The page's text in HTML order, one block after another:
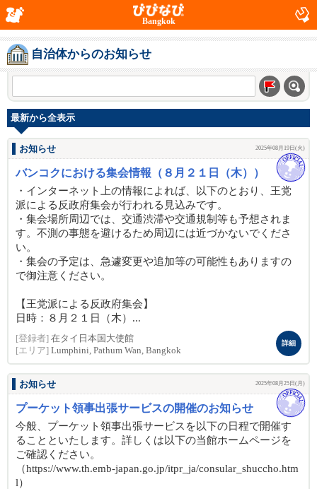
Bangkok
自治体からのお知らせ
最新から全表示
お知らせ 2025年08月19日(火)
バンコクにおける集会情報（８月２１日（木））
・インターネット上の情報によれば、以下のとおり、王党
派による反政府集会が行われる見込みです。
・集会場所周辺では、交通渋滞や交通規制等も予想されま
す。不測の事態を避けるため周辺には近づかないでくださ
い。
・集会の予定は、急遽変更や追加等の可能性もありますの
で御注意ください。
【王党派による反政府集会】
日時：８月２１日（木）...
[登録者] 在タイ日本国大使館
[エリア] Lumphini, Pathum Wan, Bangkok
詳細
お知らせ 2025年08月25日(月)
プーケット領事出張サービスの開催のお知らせ
今般、プーケット領事出張サービスを以下の日程で開催す
ることといたします。詳しくは以下の当館ホームページを
ご確認ください。
（https://www.th.emb-japan.go.jp/itpr_ja/consular_shuccho.htm
l）